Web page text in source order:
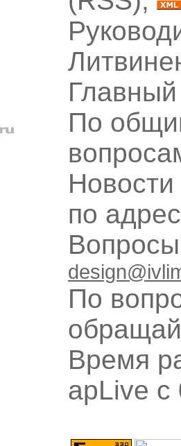
По
по
По
Время
apLive c